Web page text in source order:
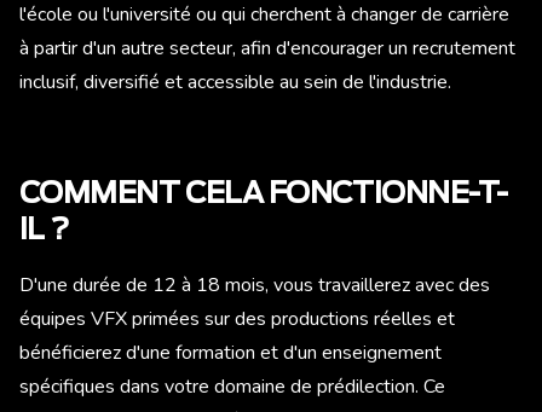
l'école ou l'université ou qui cherchent à changer de carrière
à partir d'un autre secteur, afin d'encourager un recrutement
inclusif, diversifié et accessible au sein de l'industrie.
COMMENT CELA FONCTIONNE-T-
IL ?
D'une durée de 12 à 18 mois, vous travaillerez avec des
équipes VFX primées sur des productions réelles et
bénéficierez d'une formation et d'un enseignement
spécifiques dans votre domaine de prédilection. Ce